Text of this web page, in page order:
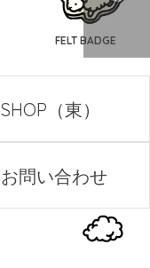
FELT BADGE
SHOP（東）
お問い合わせ